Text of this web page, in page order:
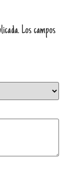
Los campos